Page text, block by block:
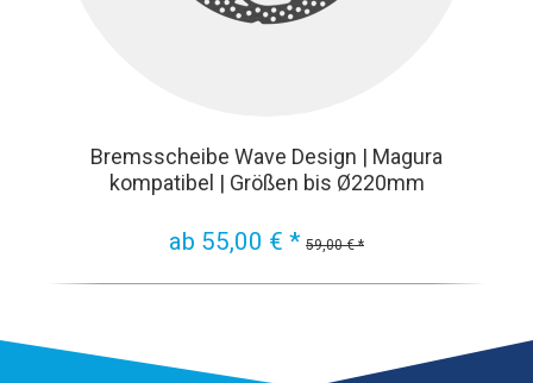
Bremsscheibe Wave Design | Magura
kompatibel | Größen bis Ø220mm
ab 55,00 € * 59,00 € *